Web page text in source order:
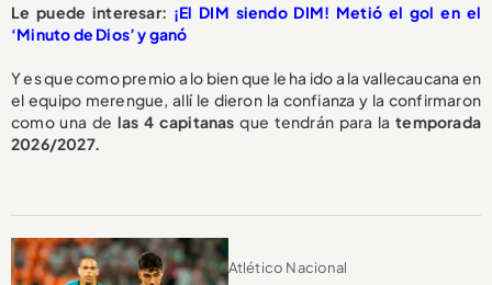
Le puede interesar: ¡El DIM siendo DIM! Metió el gol en el
‘Minuto de Dios’ y ganó
Y es que como premio a lo bien que le ha ido a la vallecaucana en
el equipo merengue, allí le dieron la confianza y la confirmaron
como una de las 4 capitanasque tendrán para latemporada
2026/2027.
Atlético Nacional